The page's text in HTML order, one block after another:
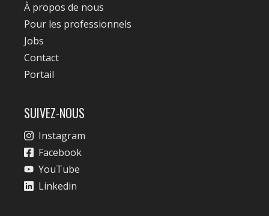
À propos de nous
Pour les professionnels
Jobs
Contact
Portail
SUIVEZ-NOUS
Instagram
Facebook
YouTube
Linkedin